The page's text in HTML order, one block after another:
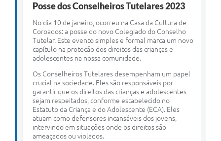
Posse dos Conselheiros Tutelares 2023
No dia 10 de janeiro, ocorreu na Casa da Cultura de
Coroados: a posse do novo Colegiado do Conselho
Tutelar. Este evento simples e formal marca um novo
capítulo na proteção dos direitos das crianças e
adolescentes na nossa comunidade.
Os Conselheiros Tutelares desempenham um papel
crucial na sociedade. Eles são responsáveis por
garantir que os direitos das crianças e adolescentes
sejam respeitados, conforme estabelecido no
Estatuto da Criança e do Adolescente (ECA). Eles
atuam como defensores incansáveis dos jovens,
intervindo em situações onde os direitos são
ameaçados ou violados.